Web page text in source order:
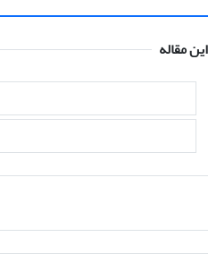
مقاله